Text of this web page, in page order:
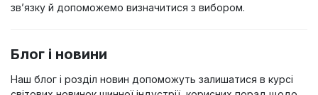
зв’язку й допоможемо визначитися з вибором.
Блог і новини
Наш блог і розділ новин допоможуть залишатися в курсі